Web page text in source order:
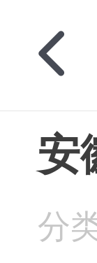
安
分